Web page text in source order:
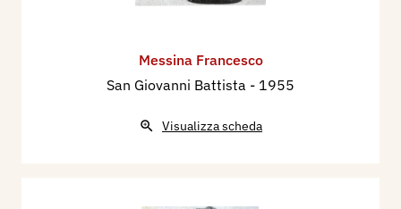
Messina Francesco
San Giovanni Battista - 1955
Visualizza scheda